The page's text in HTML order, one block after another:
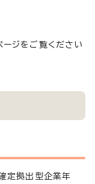
ジをご覧ください
定拠出型企業年